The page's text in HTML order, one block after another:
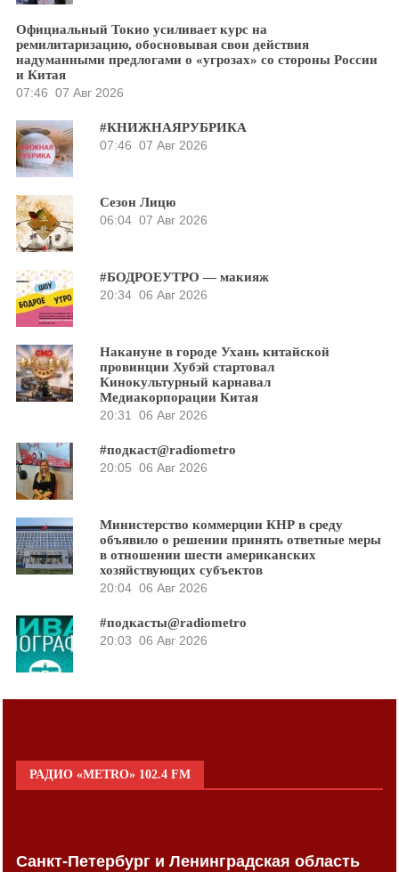
Официальный Токио усиливает курс на
ремилитаризацию, обосновывая свои действия
надуманными предлогами о «угрозах» со стороны России
и Китая
07:46 07 Авг 2026
#КНИЖНАЯРУБРИКА
07:46 07 Авг 2026
Сезон Лицю
06:04 07 Авг 2026
#БОДРОЕУТРО — макияж
20:34 06 Авг 2026
Накануне в городе Ухань китайской
провинции Хубэй стартовал
Кинокультурный карнавал
Медиакорпорации Китая
20:31 06 Авг 2026
#подкаст@radiometro
20:05 06 Авг 2026
Министерство коммерции КНР в среду
объявило о решении принять ответные меры
в отношении шести американских
хозяйствующих субъектов
20:04 06 Авг 2026
#подкасты@radiometro
20:03 06 Авг 2026
РАДИО «METRO» 102.4 FM
Санкт-Петербург и Ленинградская область